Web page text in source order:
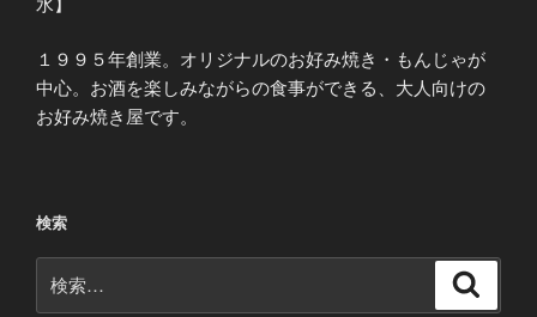
１９９５年創業。オリジナルのお好み焼き・もんじゃが
中心。お酒を楽しみながらの食事ができる、大人向けの
お好み焼き屋です。
検索
索: